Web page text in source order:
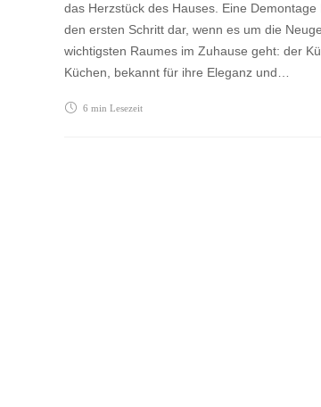
das Herzstück des Hauses. Eine
den ersten Schritt dar, wenn es um die
wichtigsten Raumes im Zuhause geht: der
Küchen, bekannt für ihre Eleganz und…
6 min Lesezeit